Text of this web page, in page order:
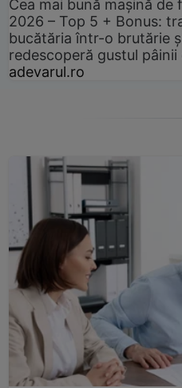
Cea mai bună mașină de
2026 – Top 5 + Bonus:
bucătăria într-o brutărie
redescoperă gustul pâinii
adevarul.ro